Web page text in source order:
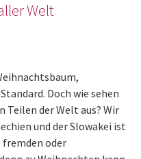
Welt
Doch wie sehen
Teilen der Welt aus? Wir
und der Slowakei ist
fremden oder